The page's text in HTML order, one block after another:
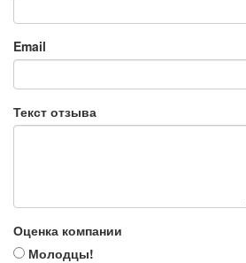
Email
Текст отзыва
Оценка компании
Молодцы!